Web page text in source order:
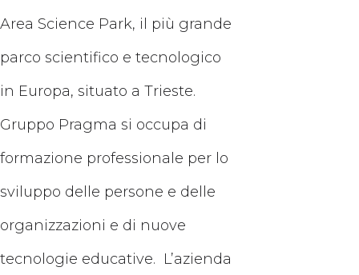
Area Science Park, il più grande
parco scientifico e tecnologico
in Europa, situato a Trieste.
Gruppo Pragma si occupa di
formazione professionale per lo
sviluppo delle persone e delle
organizzazioni e di nuove
tecnologie educative. L’azienda